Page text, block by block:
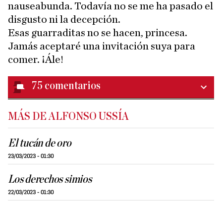
nauseabunda. Todavía no se me ha pasado el
disgusto ni la decepción.
Esas guarraditas no se hacen, princesa.
Jamás aceptaré una invitación suya para
comer. ¡Ále!
75 comentarios
MÁS DE ALFONSO USSÍA
El tucán de oro
23/03/2023 - 01:30
Los derechos simios
22/03/2023 - 01:30